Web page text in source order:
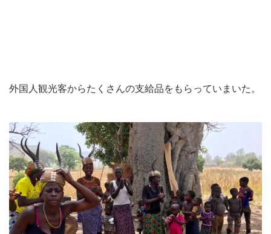
外国人観光客からたくさんの支給品をもらっていまいた。